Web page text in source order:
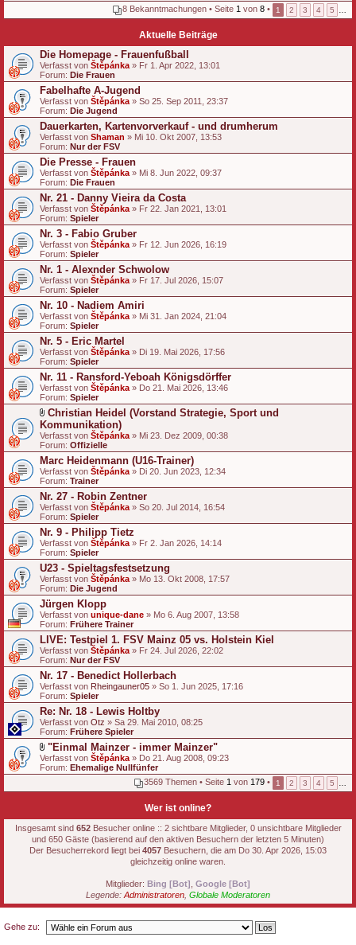
8 Bekanntmachungen • Seite 1 von 8 • 1 2 3 4 5
Aktuelle Beiträge
Die Homepage - Frauenfußball
Verfasst von Štěpánka » Fr 1. Apr 2022, 13:01
Forum: Die Frauen
Fabelhafte A-Jugend
Verfasst von Štěpánka » So 25. Sep 2011, 23:37
Forum: Die Jugend
Dauerkarten, Kartenvorverkauf - und drumherum
Verfasst von Shaman » Mi 10. Okt 2007, 13:53
Forum: Nur der FSV
Die Presse - Frauen
Verfasst von Štěpánka » Mi 8. Jun 2022, 09:37
Forum: Die Frauen
Nr. 21 - Danny Vieira da Costa
Verfasst von Štěpánka » Fr 22. Jan 2021, 13:01
Forum: Spieler
Nr. 3 - Fabio Gruber
Verfasst von Štěpánka » Fr 12. Jun 2026, 16:19
Forum: Spieler
Nr. 1 - Alexnder Schwolow
Verfasst von Štěpánka » Fr 17. Jul 2026, 15:07
Forum: Spieler
Nr. 10 - Nadiem Amiri
Verfasst von Štěpánka » Mi 31. Jan 2024, 21:04
Forum: Spieler
Nr. 5 - Eric Martel
Verfasst von Štěpánka » Di 19. Mai 2026, 17:56
Forum: Spieler
Nr. 11 - Ransford-Yeboah Königsdörffer
Verfasst von Štěpánka » Do 21. Mai 2026, 13:46
Forum: Spieler
D
a
t
e
i
a
n
h
a
n
g
Christian Heidel (Vorstand Strategie, Sport und
Kommunikation)
Verfasst von Štěpánka » Mi 23. Dez 2009, 00:38
Forum: Offizielle
Marc Heidenmann (U16-Trainer)
Verfasst von Štěpánka » Di 20. Jun 2023, 12:34
Forum: Trainer
Nr. 27 - Robin Zentner
Verfasst von Štěpánka » So 20. Jul 2014, 16:54
Forum: Spieler
Nr. 9 - Philipp Tietz
Verfasst von Štěpánka » Fr 2. Jan 2026, 14:14
Forum: Spieler
U23 - Spieltagsfestsetzung
Verfasst von Štěpánka » Mo 13. Okt 2008, 17:57
Forum: Die Jugend
Jürgen Klopp
Verfasst von unique-dane » Mo 6. Aug 2007, 13:58
Forum: Frühere Trainer
LIVE: Testpiel 1. FSV Mainz 05 vs. Holstein Kiel
Verfasst von Štěpánka » Fr 24. Jul 2026, 22:02
Forum: Nur der FSV
Nr. 17 - Benedict Hollerbach
Verfasst von Rheingauner05 » So 1. Jun 2025, 17:16
Forum: Spieler
Re: Nr. 18 - Lewis Holtby
Verfasst von Otz » Sa 29. Mai 2010, 08:25
Forum: Frühere Spieler
D
a
t
i
h
a
n
g
"Einmal Mainzer - immer Mainzer"
Verfasst von Štěpánka » Do 21. Aug 2008, 09:23
Forum: Ehemalige Nullfünfer
3569 Themen • Seite 1 von 179 • 1 2 3 4 5
Wer ist online?
Insgesamt sind 652Besucher online :: 2 sichtbare Mitglieder, 0 unsichtbare Mitglieder
und 650 Gäste (basierend auf den aktiven Besuchern der letzten 5 Minuten)
Der Besucherrekord liegt bei 4057 Besuchern, die am Do 30. Apr 2026, 15:03
gleichzeitig online waren.
Mitglieder: Bing [Bot] Google [Bot]
Legende: Administratoren Globale Moderatoren
Gehe zu: